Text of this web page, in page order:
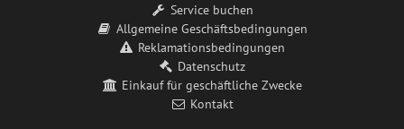
Service buchen
Allgemeine Geschäftsbedingungen
Reklamationsbedingungen
Datenschutz
Einkauf für geschäftliche Zwecke
Kontakt